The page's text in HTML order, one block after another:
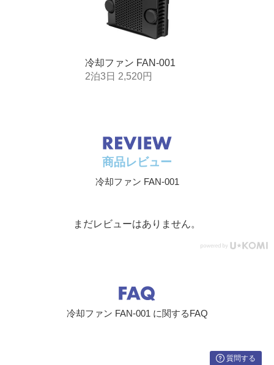
冷却ファン FAN-001
2泊3日 2,520円
商品レビュー
冷却ファン FAN-001
まだレビューはありません。
冷却ファン FAN-001 に関するFAQ
質問する